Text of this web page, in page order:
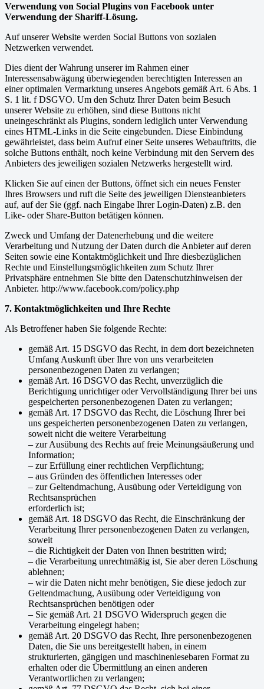
Verwendung von Social Plugins von Facebook unter
Verwendung der Shariff-Lösung.
Auf unserer Website werden Social Buttons von sozialen
Netzwerken verwendet.
Dies dient der Wahrung unserer im Rahmen einer
Interessensabwägung überwiegenden berechtigten Interessen an
einer optimalen Vermarktung unseres Angebots gemäß Art. 6 Abs. 1
S. 1 lit. f DSGVO. Um den Schutz Ihrer Daten beim Besuch
unserer Website zu erhöhen, sind diese Buttons nicht
uneingeschränkt als Plugins, sondern lediglich unter Verwendung
eines HTML-Links in die Seite eingebunden. Diese Einbindung
gewährleistet, dass beim Aufruf einer Seite unseres Webauftritts, die
solche Buttons enthält, noch keine Verbindung mit den Servern des
Anbieters des jeweiligen sozialen Netzwerks hergestellt wird.
Klicken Sie auf einen der Buttons, öffnet sich ein neues Fenster
Ihres Browsers und ruft die Seite des jeweiligen Diensteanbieters
auf, auf der Sie (ggf. nach Eingabe Ihrer Login-Daten) z.B. den
Like- oder Share-Button betätigen können.
Zweck und Umfang der Datenerhebung und die weitere
Verarbeitung und Nutzung der Daten durch die Anbieter auf deren
Seiten sowie eine Kontaktmöglichkeit und Ihre diesbezüglichen
Rechte und Einstellungsmöglichkeiten zum Schutz Ihrer
Privatsphäre entnehmen Sie bitte den Datenschutzhinweisen der
Anbieter. http://www.facebook.com/policy.php
7. Kontaktmöglichkeiten und Ihre Rechte
Als Betroffener haben Sie folgende Rechte:
gemäß Art. 15 DSGVO das Recht, in dem dort bezeichneten
Umfang Auskunft über Ihre von uns verarbeiteten
personenbezogenen Daten zu verlangen;
gemäß Art. 16 DSGVO das Recht, unverzüglich die
Berichtigung unrichtiger oder Vervollständigung Ihrer bei uns
gespeicherten personenbezogenen Daten zu verlangen;
gemäß Art. 17 DSGVO das Recht, die Löschung Ihrer bei
uns gespeicherten personenbezogenen Daten zu verlangen,
soweit nicht die weitere Verarbeitung
– zur Ausübung des Rechts auf freie Meinungsäußerung und
Information;
– zur Erfüllung einer rechtlichen Verpflichtung;
– aus Gründen des öffentlichen Interesses oder
– zur Geltendmachung, Ausübung oder Verteidigung von
Rechtsansprüchen
erforderlich ist;
gemäß Art. 18 DSGVO das Recht, die Einschränkung der
Verarbeitung Ihrer personenbezogenen Daten zu verlangen,
soweit
– die Richtigkeit der Daten von Ihnen bestritten wird;
– die Verarbeitung unrechtmäßig ist, Sie aber deren Löschung
ablehnen;
– wir die Daten nicht mehr benötigen, Sie diese jedoch zur
Geltendmachung, Ausübung oder Verteidigung von
Rechtsansprüchen benötigen oder
– Sie gemäß Art. 21 DSGVO Widerspruch gegen die
Verarbeitung eingelegt haben;
gemäß Art. 20 DSGVO das Recht, Ihre personenbezogenen
Daten, die Sie uns bereitgestellt haben, in einem
strukturierten, gängigen und maschinenlesebaren Format zu
erhalten oder die Übermittlung an einen anderen
Verantwortlichen zu verlangen;